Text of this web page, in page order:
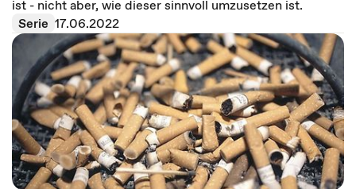
ist - nicht aber, wie dieser sinnvoll umzusetzen ist.
Serie 17.06.2022